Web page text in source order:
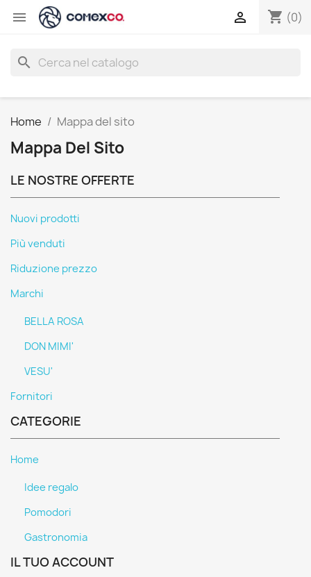
 shopping_cart (0)

search
Home Mappa del sito
Mappa Del Sito
LE NOSTRE OFFERTE
Nuovi prodotti
Più venduti
Riduzione prezzo
Marchi
BELLA ROSA
DON MIMI'
VESU'
Fornitori
CATEGORIE
Home
Idee regalo
Pomodori
Gastronomia
IL TUO ACCOUNT